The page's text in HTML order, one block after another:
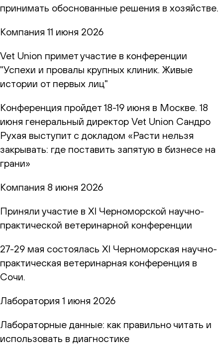
принимать обоснованные решения в хозяйстве.
Компания 11 июня 2026
Vet Union примет участие в конференции
"Успехи и провалы крупных клиник. Живые
истории от первых лиц"
Конференция пройдет 18-19 июня в Москве. 18
июня генеральный директор Vet Union Сандро
Рухая выступит с докладом «Расти нельзя
закрывать: где поставить запятую в бизнесе на
грани»
Компания 8 июня 2026
Приняли участие в XI Черноморской научно-
практической ветеринарной конференции
27-29 мая состоялась XI Черноморская научно-
практическая ветеринарная конференция в
Сочи.
Лаборатория 1 июня 2026
Лабораторные данные: как правильно читать и
использовать в диагностике